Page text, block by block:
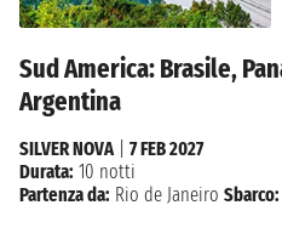
Sud America: Brasile,
Argentina
SILVER NOVA| 7 FEB 2027
Durata: 10 notti
Partenza da: Rio de Janeiro Sbarco: